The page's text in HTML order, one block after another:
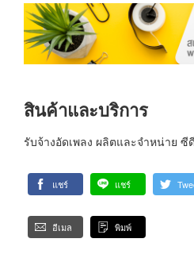
สินค้าและบริการ
รับจ้างอัดเพลง ผลิตและจำหน่าย ซี
แชร์ แชร์
อีเมล พิมพ์